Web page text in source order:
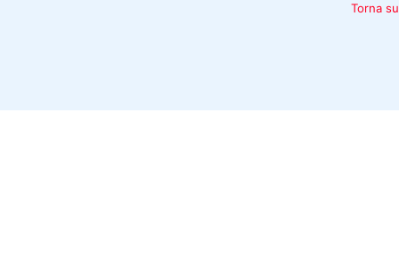
Torna su